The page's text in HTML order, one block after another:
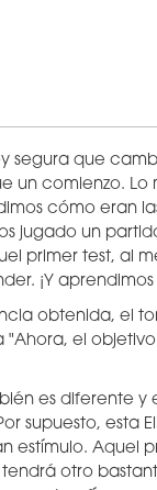
segura que
un comienzo. Lo
cómo eran
jugado un
primer test, al
¡Y
obtenida, el
"Ahora, el
es diferente y
supuesto, esta
estímulo. Aquel
tendrá otro